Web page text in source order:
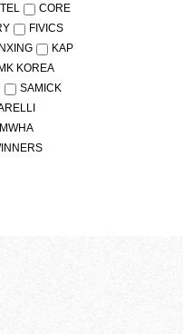
CORE
FIVICS
KAP
MK KOREA
SAMICK